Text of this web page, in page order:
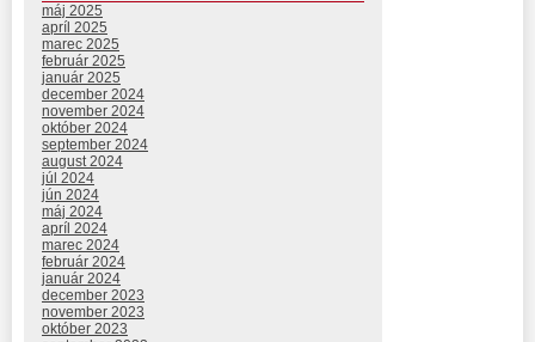
máj 2025
apríl 2025
marec 2025
február 2025
január 2025
december 2024
november 2024
október 2024
september 2024
august 2024
júl 2024
jún 2024
máj 2024
apríl 2024
marec 2024
február 2024
január 2024
december 2023
november 2023
október 2023